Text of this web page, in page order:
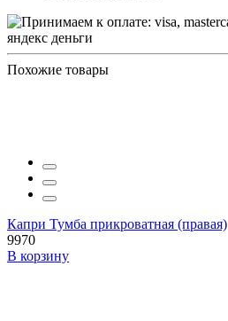
Похожие товары
Капри Тумба прикроватная (правая)
9970
В корзину